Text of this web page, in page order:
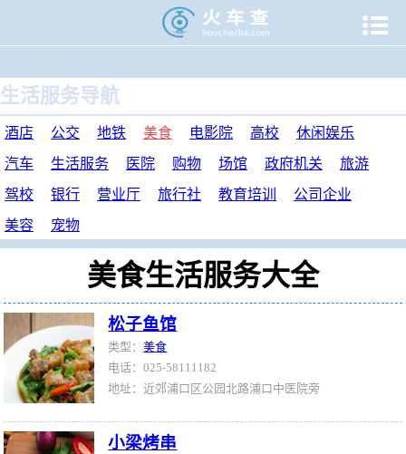

生活服务导航
酒店 公交 地铁 美食 电影院 高校
休闲娱乐
汽车
生活服务 医院 购物 场馆 政府机关
旅游
驾校
银行 营业厅 旅行社 教育培训
公司企业
美容
宠物
美食生活服务大全
松子鱼馆
类型：美食
电话：025-58111182
地址：近郊浦口区公园北路浦口中医院旁
小梁烤串